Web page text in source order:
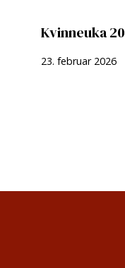
Kvinneuka
23. februar 2026